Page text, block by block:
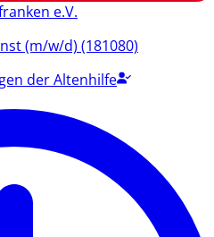
e.V.
(m/w/d) (181080)
der Altenhilfe